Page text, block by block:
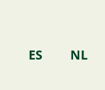
ES NL